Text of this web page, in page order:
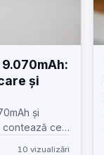
și
și
contează ce
10 vizualizări